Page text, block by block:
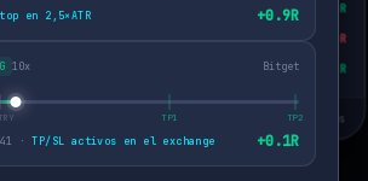
+3.0R
-1.0R
TP2 +6.5R
Gravity Zone 3 exchanges conectados
en 2,5×ATR +0.9R
10x Bitget
·TP/SL activos en el exchange +0.1R